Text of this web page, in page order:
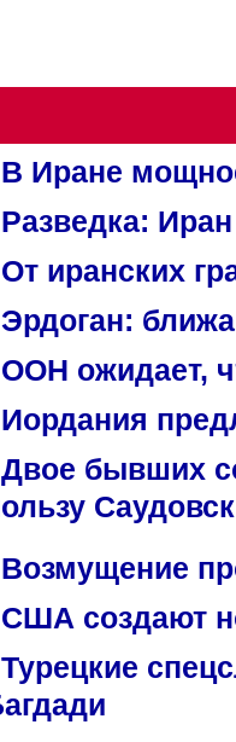
В Иране
Разведка:
От иранских
Эрдоган:
ООН ожидает,
Иордания
Двое бывших
Возмущение
США создают
Турецкие